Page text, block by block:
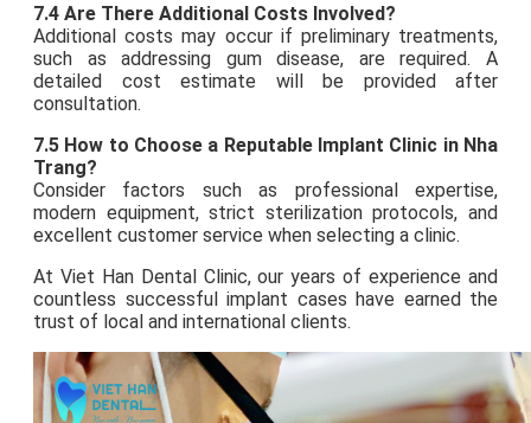
7.4 Are There Additional Costs Involved?
Additional costs may occur if preliminary treatments,
such as addressing gum disease, are required. A
detailed cost estimate will be provided after
consultation.
7.5 How to Choose a Reputable Implant Clinic in Nha
Trang?
Consider factors such as professional expertise,
modern equipment, strict sterilization protocols, and
excellent customer service when selecting a clinic.
At Viet Han Dental Clinic, our years of experience and
countless successful implant cases have earned the
trust of local and international clients.